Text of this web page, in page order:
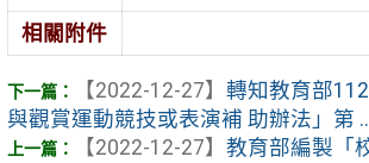
相關附件
【2022-12-27】 轉知教育部
與觀賞運動競技或表演補 助辦法」第
【2022-12-27】 教育部編製「